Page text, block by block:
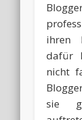
ihren
dafür
nicht
sie